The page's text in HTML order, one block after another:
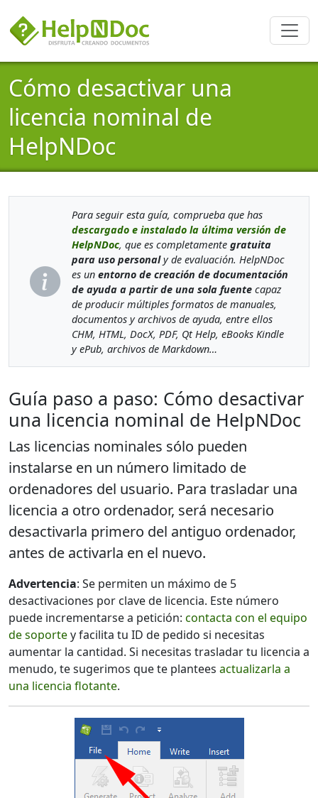
Cómo desactivar una
licencia nominal de
HelpNDoc
Para seguir esta guía, comprueba que has
descargado e instalado la última versión de
HelpNDoc, que es completamente gratuita
para uso personaly de evaluación. HelpNDoc
es un entorno de creación de documentación
de ayuda a partir de una sola fuentecapaz
de producir múltiples formatos de manuales,
documentos y archivos de ayuda, entre ellos
CHM, HTML, DocX, PDF, Qt Help, eBooks Kindle
y ePub, archivos de Markdown…
Guía paso a paso: Cómo desactivar
una licencia nominal de HelpNDoc
Las licencias nominales sólo pueden
instalarse en un número limitado de
ordenadores del usuario. Para trasladar una
licencia a otro ordenador, será necesario
desactivarla primero del antiguo ordenador,
antes de activarla en el nuevo.
Advertencia: Se permiten un máximo de 5
desactivaciones por clave de licencia. Este número
puede incrementarse a petición: contacta con el equipo
de soportey facilita tu ID de pedido si necesitas
aumentar la cantidad. Si necesitas trasladar tu licencia a
menudo, te sugerimos que te plantees actualizarla a
una licencia flotante.